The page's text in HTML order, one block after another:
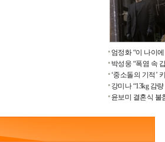
엄정화 “이 나이
박성웅 “폭염 속
‘중소돌의 기적’
강미나 “13kg 감
윤보미 결혼식 불